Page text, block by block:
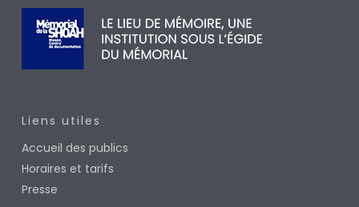
Liens utiles
Accueil des publics
Horaires et tarifs
Presse